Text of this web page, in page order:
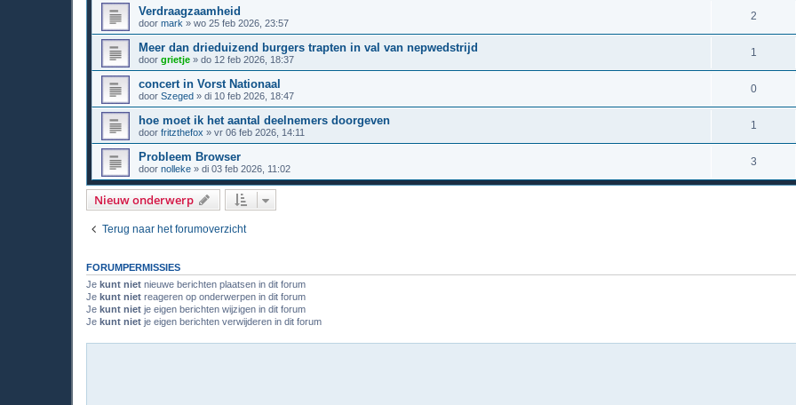
Verdraagzaamheid
door mark » wo 25 feb 2026, 23:57
2
Meer dan drieduizend burgers trapten in val van nepwedstrijd
door grietje » do 12 feb 2026, 18:37
1
concert in Vorst Nationaal
door Szeged » di 10 feb 2026, 18:47
0
hoe moet ik het aantal deelnemers doorgeven
door fritzthefox » vr 06 feb 2026, 14:11
1
Probleem Browser
door nolleke » di 03 feb 2026, 11:02
3
Nieuw onderwerp
Terug naar het forumoverzicht
FORUMPERMISSIES
Je kunt niet nieuwe berichten plaatsen in dit forum
Je kunt niet reageren op onderwerpen in dit forum
Je kunt niet je eigen berichten wijzigen in dit forum
Je kunt niet je eigen berichten verwijderen in dit forum